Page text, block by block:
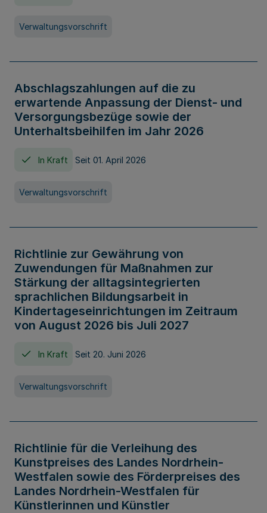
Verwaltungsvorschrift
Abschlagszahlungen auf die zu
erwartende Anpassung der Dienst- und
Versorgungsbezüge sowie der
Unterhaltsbeihilfen im Jahr 2026
In Kraft Seit 01. April 2026
Verwaltungsvorschrift
Richtlinie zur Gewährung von
Zuwendungen für Maßnahmen zur
Stärkung der alltagsintegrierten
sprachlichen Bildungsarbeit in
Kindertageseinrichtungen im Zeitraum
von August 2026 bis Juli 2027
In Kraft Seit 20. Juni 2026
Verwaltungsvorschrift
Richtlinie für die Verleihung des
Kunstpreises des Landes Nordrhein-
Westfalen sowie des Förderpreises des
Landes Nordrhein-Westfalen für
Künstlerinnen und Künstler